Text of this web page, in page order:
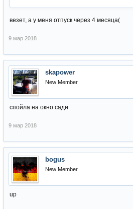
везет, а у меня отпуск через 4 месяца(
9 мар 2018
skapower
New Member
спойла на окно сади
9 мар 2018
bogus
New Member
up